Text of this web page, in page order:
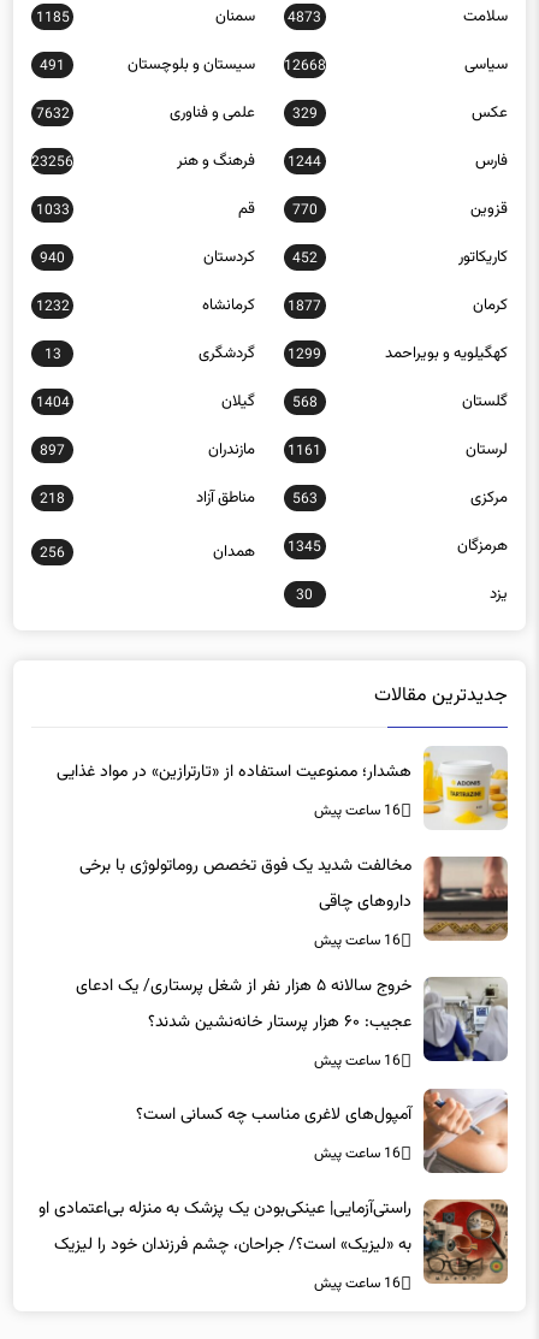
سیاسی 12668 سیستان و بلوچستان 491
عکس 329 علمی و فناوری 7632
فارس 1244 فرهنگ و هنر 23256
قزوین 770 قم 1033
کاریکاتور 452 کردستان 940
کرمان 1877 کرمانشاه 1232
کهگیلویه و بویراحمد 1299 گردشگری 13
گلستان 568 گیلان 1404
لرستان 1161 مازندران 897
مرکزی 563 مناطق آزاد 218
هرمزگان 1345
256
یزد 30
هشدار؛ ممنوعیت استفاده از «تارترازین» در مواد غذایی
16 ساعت پیش
داروهای چاقی
16 ساعت پیش
خروج سالانه ۵ هزار نفر از شغل پرستاری/ یک ادعای
عجیب: ۶۰ هزار پرستار خانه‌نشین شدند؟
16 ساعت پیش
16 ساعت پیش
به «لیزیک» است؟/ جراحان، چشم فرزندان خود را لیزیک
می‌کنند؟
16 ساعت پیش